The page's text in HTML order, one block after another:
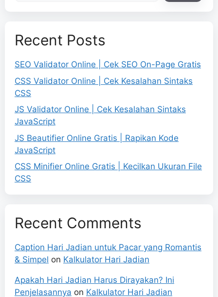
Recent Posts
SEO Validator Online | Cek SEO On-Page Gratis
CSS Validator Online | Cek Kesalahan Sintaks
CSS
JS Validator Online | Cek Kesalahan Sintaks
JavaScript
JS Beautifier Online Gratis | Rapikan Kode
JavaScript
CSS Minifier Online Gratis | Kecilkan Ukuran File
CSS
Recent Comments
Caption Hari Jadian untuk Pacar yang Romantis
& Simpel on Kalkulator Hari Jadian
Apakah Hari Jadian Harus Dirayakan? Ini
Penjelasannya on Kalkulator Hari Jadian